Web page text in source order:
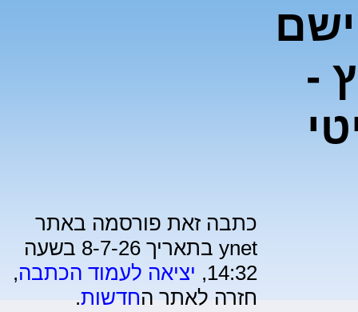
-
כתבה זאת פורסמה באתר
ynet בתאריך 8-7-26 בשעה
14:32, יציאה לעמוד הכתבה,
חזרה לאתר החדשות.